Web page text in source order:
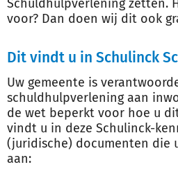
Schuldhulpverlening zetten.
voor? Dan doen wij dit ook
Dit vindt u in Schulinck
Uw gemeente is
schuldhulpverlening aan
de wet beperkt voor hoe u
vindt u in deze Schulinck-
(juridische) documenten die
aan: